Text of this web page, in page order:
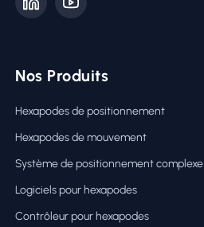
Nos Produits
Hexapodes de positionnement
Hexapodes de mouvement
Système de positionnement complexe
Logiciels pour hexapodes
Contrôleur pour hexapodes